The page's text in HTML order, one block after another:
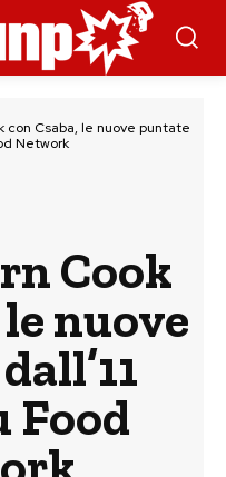
con Csaba, le nuove puntate
Network
Cook
nuove
Food